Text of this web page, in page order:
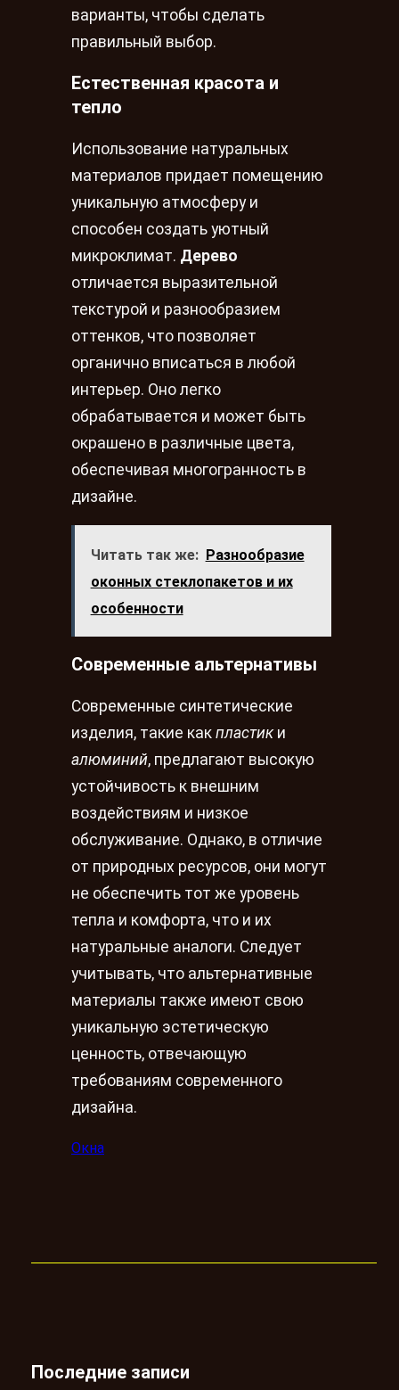
варианты, чтобы сделать
правильный выбор.
Естественная красота и
тепло
Использование натуральных
материалов придает помещению
уникальную атмосферу и
способен создать уютный
микроклимат. Дерево
отличается выразительной
текстурой и разнообразием
оттенков, что позволяет
органично вписаться в любой
интерьер. Оно легко
обрабатывается и может быть
окрашено в различные цвета,
обеспечивая многогранность в
дизайне.
Читать так же: Разнообразие
оконных стеклопакетов и их
особенности
Современные альтернативы
Современные синтетические
изделия, такие как пластики
алюминий, предлагают высокую
устойчивость к внешним
воздействиям и низкое
обслуживание. Однако, в отличие
от природных ресурсов, они могут
не обеспечить тот же уровень
тепла и комфорта, что и их
натуральные аналоги. Следует
учитывать, что альтернативные
материалы также имеют свою
уникальную эстетическую
ценность, отвечающую
требованиям современного
дизайна.
Окна
Последние записи